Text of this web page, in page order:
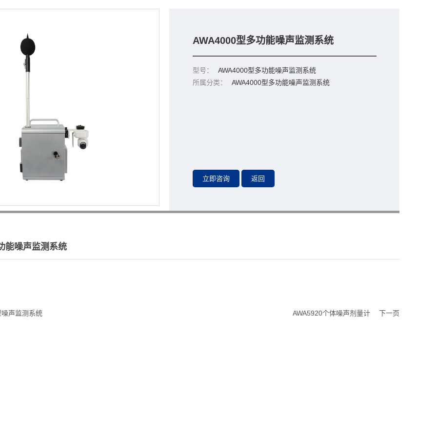
AWA4000型多功能噪声监测系统
型号：
AWA4000型多功能噪声监测系统
所属分类：
AWA4000型多功能噪声监测系统
能噪声监测系统
声监测系统 AWA5920个体噪声剂量计 下一页